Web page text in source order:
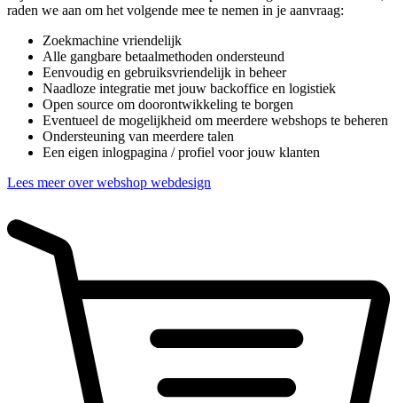
raden we aan om het volgende mee te nemen in je aanvraag:
Zoekmachine vriendelijk
Alle gangbare betaalmethoden ondersteund
Eenvoudig en gebruiksvriendelijk in beheer
Naadloze integratie met jouw backoffice en logistiek
Open source om doorontwikkeling te borgen
Eventueel de mogelijkheid om meerdere webshops te beheren
Ondersteuning van meerdere talen
Een eigen inlogpagina / profiel voor jouw klanten
Lees meer over webshop webdesign